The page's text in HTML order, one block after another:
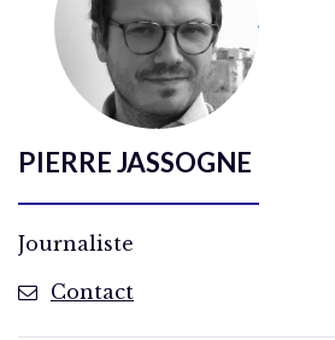
PIERRE JASSOGNE
Journaliste
Contact